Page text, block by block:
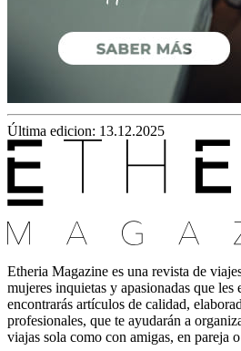
Última edicion: 13.12.2025
Etheria Magazine es una revista de
mujeres inquietas y apasionadas que
encontrarás artículos de calidad,
profesionales, que te ayudarán a
viajas sola como con amigas, en pareja